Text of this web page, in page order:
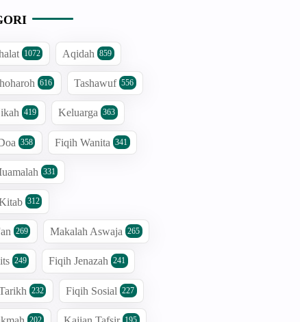
1072 Aqidah 859
616 Tashawuf 556
419 Keluarga 363
358 Fiqih Wanita 341
331
312
269 Makalah Aswaja 265
249 Fiqih Jenazah 241
232 Fiqih Sosial 227
202 195